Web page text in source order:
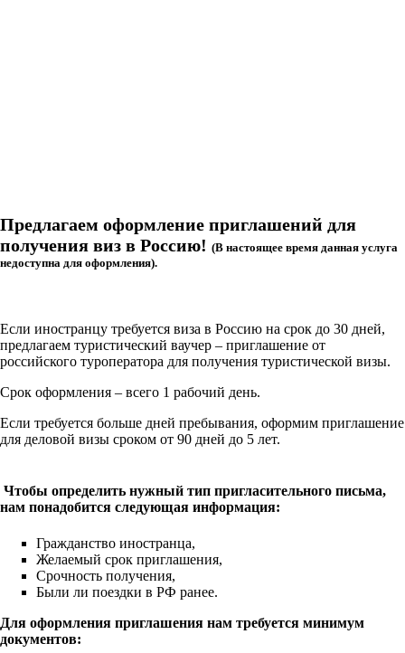
Предлагаем оформление приглашений для
получения виз в Россию! (В настоящее время данная услуга
недоступна для оформления).
Если иностранцу требуется виза в Россию на срок до 30 дней,
предлагаем туристический ваучер – приглашение от
российского туроператора для получения туристической визы.
Срок оформления – всего 1 рабочий день.
Если требуется больше дней пребывания, оформим приглашение
для деловой визы сроком от 90 дней до 5 лет.
Чтобы определить нужный тип пригласительного письма,
нам понадобится следующая информация:
Гражданство иностранца,
Желаемый срок приглашения,
Срочность получения,
Были ли поездки в РФ ранее.
Для оформления приглашения нам требуется минимум
документов: